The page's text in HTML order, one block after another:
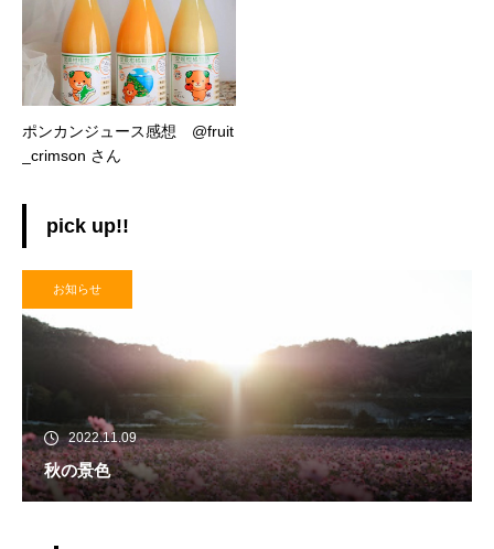
ポンカンジュース感想 @fruit
_crimson さん
pick up!!
お知らせ
2022.11.09
秋の景色